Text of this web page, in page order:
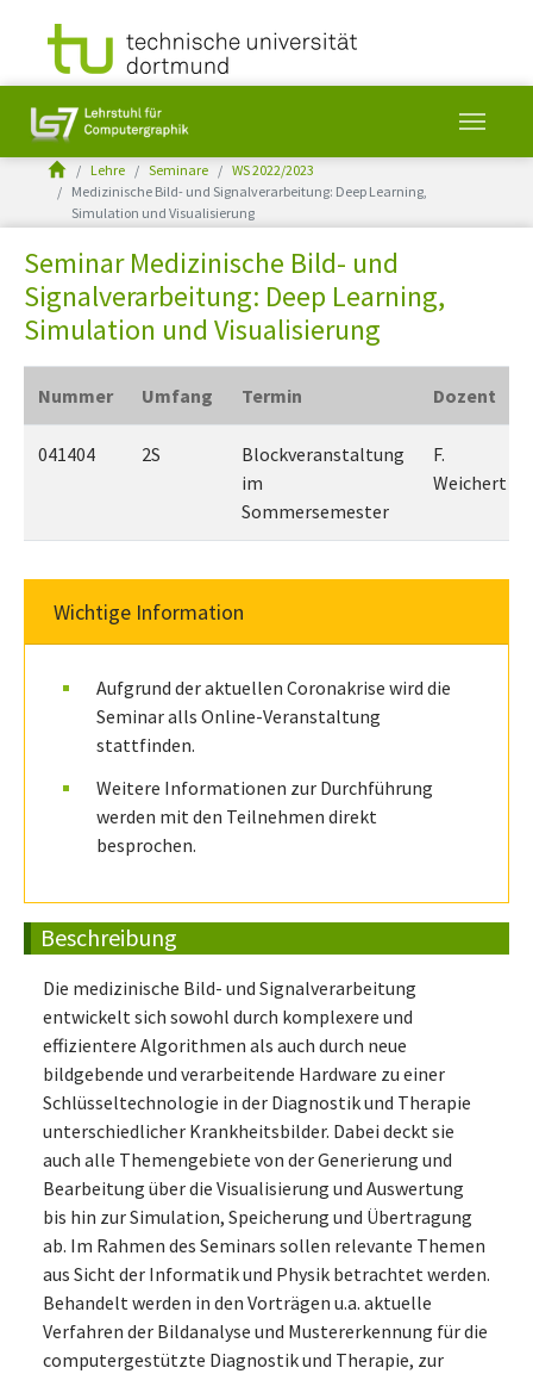
Skip to main content
You are here:
Lehre Seminare
WS 2022/2023
Medizinische Bild- und Signalverarbeitung: Deep Learning,
Simulation und Visualisierung
Seminar Medizinische Bild- und
Signalverarbeitung: Deep Learning,
Simulation und Visualisierung
Nummer Umfang Termin Dozent
041404 2S
Blockveranstaltung
im
Sommersemester
F.
Weichert
Wichtige Information
Aufgrund der aktuellen Coronakrise wird die
Seminar alls Online-Veranstaltung
stattfinden.
Weitere Informationen zur Durchführung
werden mit den Teilnehmen direkt
besprochen.
Beschreibung
Die medizinische Bild- und Signalverarbeitung
entwickelt sich sowohl durch komplexere und
effizientere Algorithmen als auch durch neue
bildgebende und verarbeitende Hardware zu einer
Schlüsseltechnologie in der Diagnostik und Therapie
unterschiedlicher Krankheitsbilder. Dabei deckt sie
auch alle Themengebiete von der Generierung und
Bearbeitung über die Visualisierung und Auswertung
bis hin zur Simulation, Speicherung und Übertragung
ab. Im Rahmen des Seminars sollen relevante Themen
aus Sicht der Informatik und Physik betrachtet werden.
Behandelt werden in den Vorträgen u.a. aktuelle
Verfahren der Bildanalyse und Mustererkennung für die
computergestützte Diagnostik und Therapie, zur